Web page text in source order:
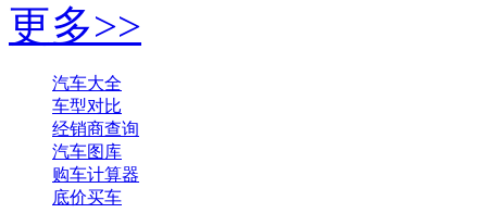
更多>>
汽车大全
车型对比
经销商查询
汽车图库
购车计算器
底价买车